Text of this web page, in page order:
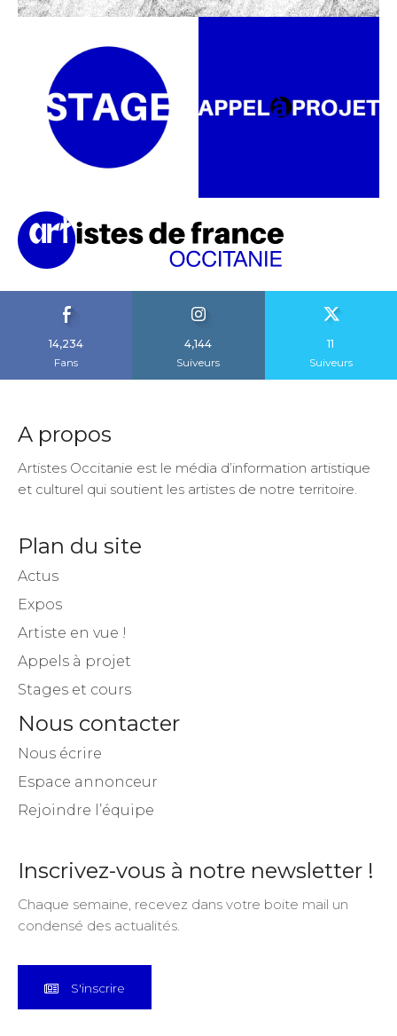
14,234
Fans
4,144
Suiveurs
11
Suiveurs
A propos
Artistes Occitanie est le média d’information artistique
et culturel qui soutient les artistes de notre territoire.
Plan du site
Actus
Expos
Artiste en vue !
Appels à projet
Stages et cours
Nous contacter
Nous écrire
Espace annonceur
Rejoindre l’équipe
Inscrivez-vous à notre newsletter !
Chaque semaine, recevez dans votre boite mail un
condensé des actualités.
S'inscrire